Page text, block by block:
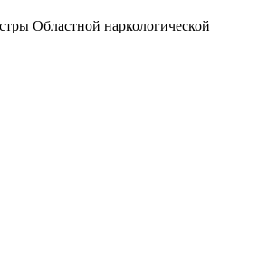
Областной наркологической